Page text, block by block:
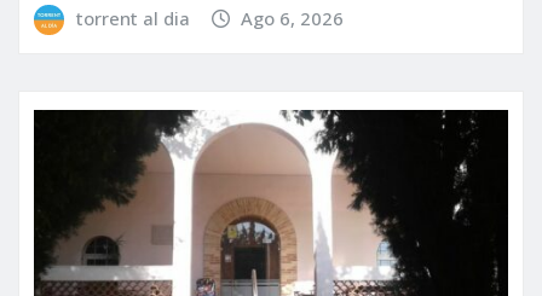
torrent al dia Ago 6, 2026